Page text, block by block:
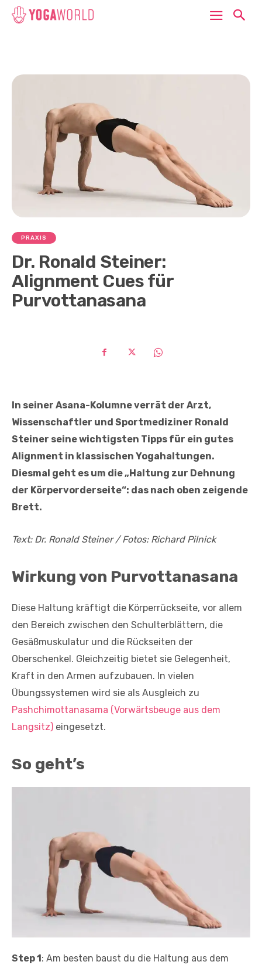
PRAXIS
Dr. Ronald Steiner:
Alignment Cues für
Purvottanasana
In seiner Asana-Kolumne verrät der Arzt,
Wissenschaftler und Sportmediziner Ronald
Steiner seine wichtigsten Tipps für ein gutes
Alignment in klassischen Yogahaltungen.
Diesmal geht es um die „Haltung zur Dehnung
der Körpervorderseite“: das nach oben zeigende
Brett.
Text: Dr. Ronald Steiner / Fotos: Richard Pilnick
Wirkung von Purvottanasana
Diese Haltung kräftigt die Körperrückseite, vor allem
den Bereich zwischen den Schulterblättern, die
Gesäßmuskulatur und die Rückseiten der
Oberschenkel. Gleichzeitig bietet sie Gelegenheit,
Kraft in den Armen aufzubauen. In vielen
Übungssystemen wird sie als Ausgleich zu
Pashchimottanasama (Vorwärtsbeuge aus dem
Langsitz) eingesetzt.
So geht’s
Step 1 : Am besten baust du die Haltung aus dem